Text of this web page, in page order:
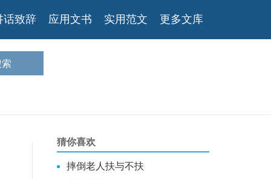
话致辞 应用文书 实用范文 更多文库
猜你喜欢
摔倒老人扶与不扶